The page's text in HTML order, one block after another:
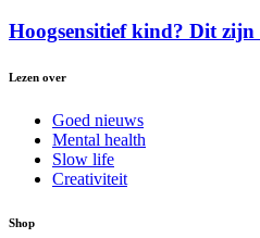
Hoogsensitief kind? Dit zijn
Lezen over
Goed nieuws
Mental health
Slow life
Creativiteit
Shop